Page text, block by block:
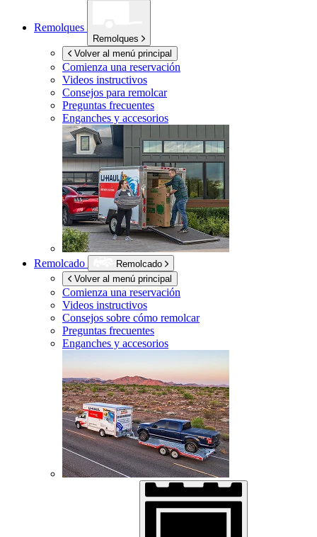
Remolques
Remolques
Volver al menú principal
Comienza una reservación
Videos instructivos
Consejos para remolcar
Preguntas frecuentes
Enganches y accesorios
Remolcado
Remolcado
Volver al menú principal
Comienza una reservación
Videos instructivos
Consejos sobre cómo remolcar
Preguntas frecuentes
Enganches y accesorios